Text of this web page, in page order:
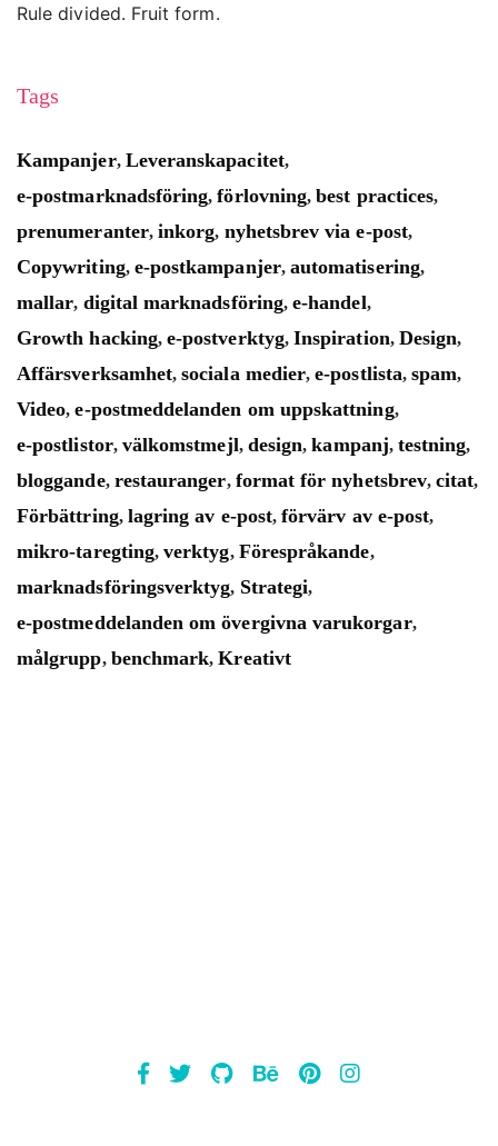
Rule divided. Fruit form.
Tags
Kampanjer, Leveranskapacitet,
e-postmarknadsföring,förlovning,best practices,
prenumeranter, inkorg, nyhetsbrev via e-post,
Copywriting, e-postkampanjer, automatisering,
mallar, digital marknadsföring,e-handel,
Growth hacking,e-postverktyg,Inspiration, Design,
Affärsverksamhet,sociala medier,e-postlista,spam,
Video,e-postmeddelanden om uppskattning,
e-postlistor, välkomstmejl, design,kampanj, testning,
bloggande, restauranger, format för nyhetsbrev,citat,
Förbättring, lagring av e-post,förvärv av e-post,
mikro-taregting,verktyg, Förespråkande,
marknadsföringsverktyg, Strategi,
e-postmeddelanden om övergivna varukorgar,
målgrupp, benchmark,Kreativt